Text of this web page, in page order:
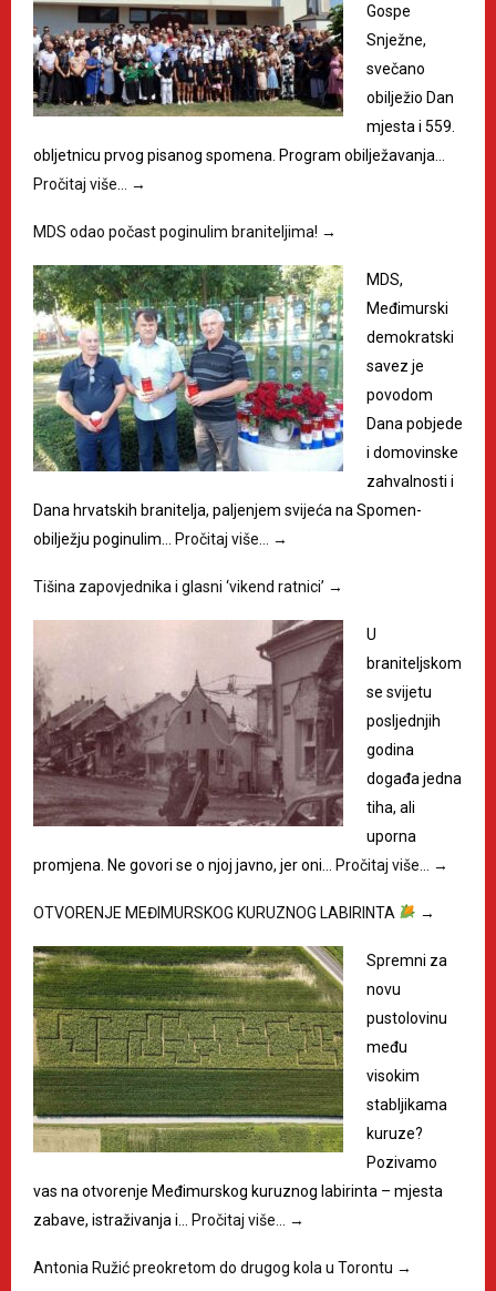
Gospe
Snježne,
svečano
obilježio Dan
mjesta i 559.
obljetnicu prvog pisanog spomena. Program obilježavanja…
Pročitaj više…
→
MDS odao počast poginulim braniteljima! →
MDS,
Međimurski
demokratski
savez je
povodom
Dana pobjede
i domovinske
zahvalnosti i
Dana hrvatskih branitelja, paljenjem svijeća na Spomen-
obilježju poginulim…
Pročitaj više… →
Tišina zapovjednika i glasni ‘vikend ratnici’ →
U
braniteljskom
se svijetu
posljednjih
godina
događa jedna
tiha, ali
uporna
promjena. Ne govori se o njoj javno, jer oni…
Pročitaj više… →
OTVORENJE MEĐIMURSKOG KURUZNOG LABIRINTA →
Spremni za
novu
pustolovinu
među
visokim
stabljikama
kuruze?
Pozivamo
vas na otvorenje Međimurskog kuruznog labirinta – mjesta
zabave, istraživanja i…
Pročitaj više… →
Antonia Ružić preokretom do drugog kola u Torontu →